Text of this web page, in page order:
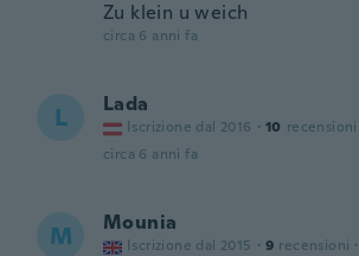
Zu klein u weich
circa 6 anni fa
L Lada
Iscrizione dal 2016 · 10 recensioni
circa 6 anni fa
M Mounia
Iscrizione dal 2015 · 9 recensioni ·